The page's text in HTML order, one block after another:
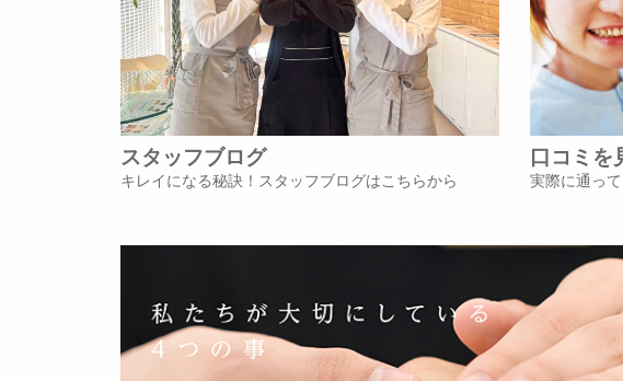
スタッフブログ
キレイになる秘訣！スタッフブログはこちらから
口コミを
実際に通っ